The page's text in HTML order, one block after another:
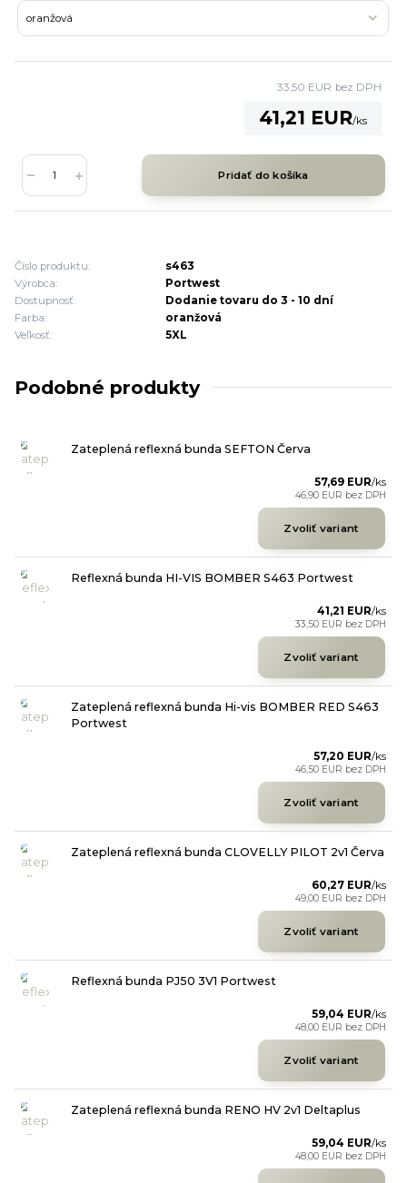
41,21 EUR/ks
33,50 EUR bez DPH
Pridať do košíka
Číslo produktu:
s463
Výrobca:
Portwest
Dostupnosť:
Dodanie tovaru do 3 - 10 dní
Farba:
oranžová
Veľkosť:
5XL
Podobné produkty
Zateplená reflexná bunda SEFTON Červa
57,69 EUR/ks
46,90 EUR bez DPH
Zvoliť variant
Reflexná bunda HI-VIS BOMBER S463 Portwest
41,21 EUR/ks
33,50 EUR bez DPH
Zvoliť variant
Zateplená reflexná bunda Hi-vis BOMBER RED S463
Portwest
57,20 EUR/ks
46,50 EUR bez DPH
Zvoliť variant
Zateplená reflexná bunda CLOVELLY PILOT 2v1 Červa
60,27 EUR/ks
49,00 EUR bez DPH
Zvoliť variant
Reflexná bunda PJ50 3V1 Portwest
59,04 EUR/ks
48,00 EUR bez DPH
Zvoliť variant
Zateplená reflexná bunda RENO HV 2v1 Deltaplus
59,04 EUR/ks
48,00 EUR bez DPH